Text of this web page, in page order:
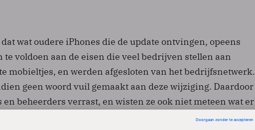
wat oudere iPhones die de update ontvingen, opeens
te voldoen aan de eisen die veel bedrijven stellen aan
mobieltjes, en werden afgesloten van het bedrijfsnetwerk.
geen woord vuil gemaakt aan deze wijziging. Daardoor
beheerders verrast, en wisten ze ook niet meteen wat er